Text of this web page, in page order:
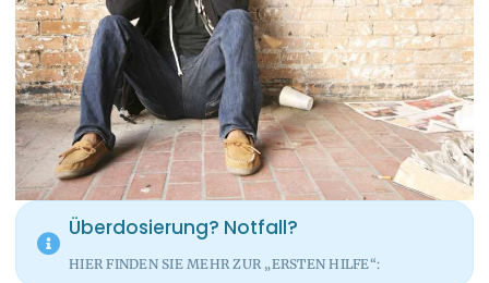
Überdosierung? Notfall?
HIER FINDEN SIE MEHR ZUR „ERSTEN HILFE“: